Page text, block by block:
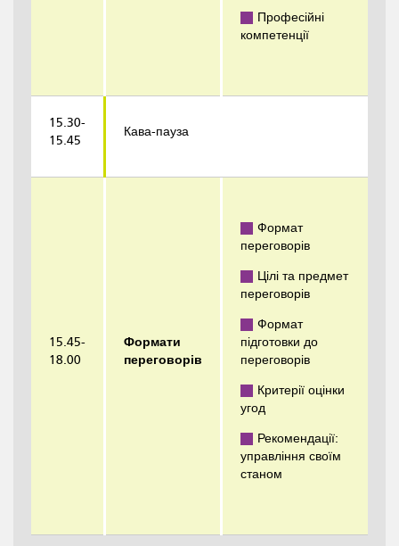
Професійні
компетенції
15.30-
15.45
Кава-пауза
15.45-
18.00
Формати
переговорів
Формат
переговорів
Цілі та предмет
переговорів
Формат
підготовки до
переговорів
Критерії оцінки
угод
Рекомендації:
управління своїм
станом